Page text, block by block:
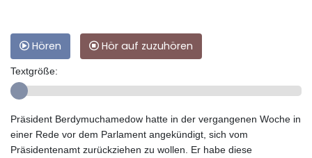
Hören Hör auf zuzuhören
Textgröße:
Präsident Berdymuchamedow hatte in der vergangenen Woche in
einer Rede vor dem Parlament angekündigt, sich vom
Präsidentenamt zurückziehen zu wollen. Er habe diese